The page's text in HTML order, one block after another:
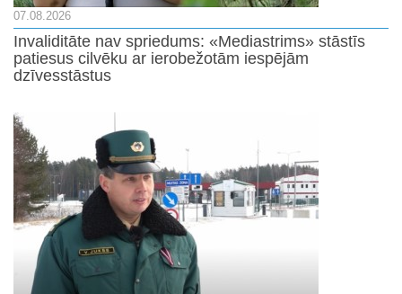
07.08.2026
Invaliditāte nav spriedums: «Mediastrims» stāstīs
patiesus cilvēku ar ierobežotām iespējām
dzīvesstāstus